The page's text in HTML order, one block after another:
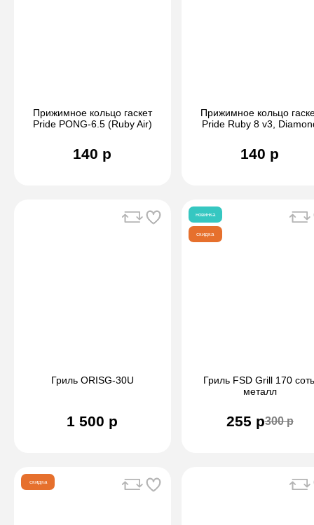
Прижимное кольцо гаскет
Pride PONG-6.5 (Ruby Air)
140 р
Прижимное кольцо
Pride Ruby 8 v3,
140 р
Гриль ORISG-30U
1 500 р
Гриль FSD Grill 170
металл
255 р300 р
новинка
скидка
скидка